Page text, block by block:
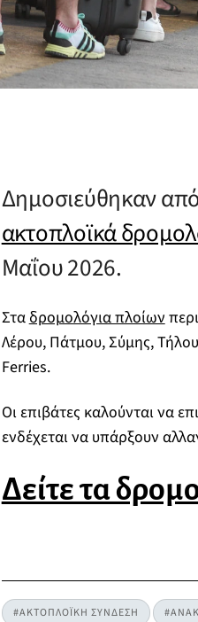
Δημοσιεύθηκαν
ακτοπλοϊκά
Μαΐου 2026.
Στα δρομολόγια πλοίων
Λέρου, Πάτμου, Σύμης,
Ferries.
Οι επιβάτες καλούνται να
ενδέχεται να υπάρξουν
Δείτε τα
#ΑΚΤΟΠΛΟΪΚΗ ΣΥΝΔΕΣΗ